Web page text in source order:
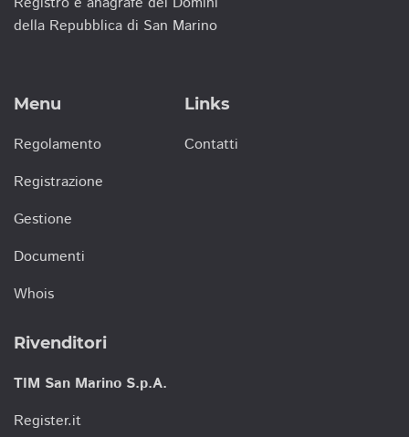
della Repubblica di San Marino
Menu
Regolamento
Registrazione
Gestione
Documenti
Whois
Links
Contatti
Rivenditori
TIM San Marino S.p.A.
Register.it